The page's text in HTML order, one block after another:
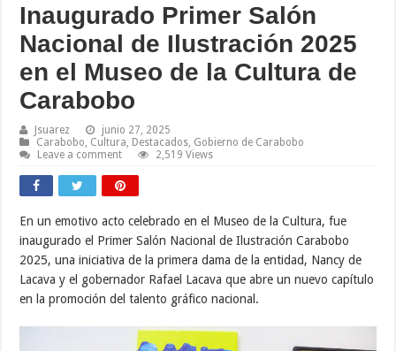
Inaugurado Primer Salón
Nacional de Ilustración 2025
en el Museo de la Cultura de
Carabobo
Jsuarez
junio 27, 2025
Carabobo Cultura Destacados Gobierno de Carabobo
Leave a comment
2,519 Views
En un emotivo acto celebrado en el Museo de la Cultura, fue
inaugurado el Primer Salón Nacional de Ilustración Carabobo
2025, una iniciativa de la primera dama de la entidad, Nancy de
Lacava y el gobernador Rafael Lacava que abre un nuevo capítulo
en la promoción del talento gráfico nacional.